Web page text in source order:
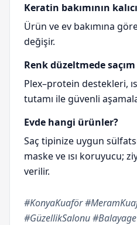
Keratin bakımının
Ürün ve ev bakımına
değişir.
Renk düzeltmede
Plex–protein destekleri,
tutamı ile güvenli
Evde hangi ürünler?
Saç tipinize uygun
maske ve ısı koruyucu;
verilir.
#KonyaKuaför
#GüzellikSalonu